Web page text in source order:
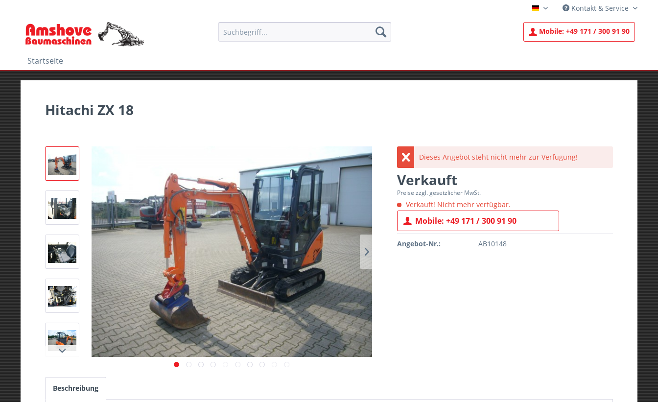
Deutsch Kontakt & Service
Mobile: +49 171 / 300 91 90
Startseite
Hitachi ZX 18
Dieses Angebot steht nicht mehr zur Verfügung!
Verkauft
Preise zzgl. gesetzlicher MwSt.
Verkauft! Nicht mehr verfügbar.
Mobile: +49 171 / 300 91 90
Angebot-Nr.: AB10148
Beschreibung